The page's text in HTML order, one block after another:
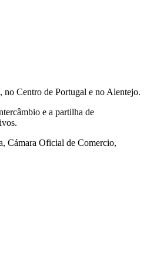
Centro de Portugal e no Alentejo.
e a partilha de
Cámara Oficial de Comercio,